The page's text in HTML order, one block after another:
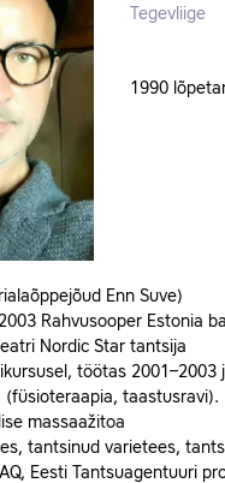
Tegevliige
1990
Enn Suve)
Rahvusooper Estonia
Nordic Star tantsija
töötas 2001–2003
(füsioteraapia, taastusravi).
massaažitoa
tantsinud varietees,
Eesti Tantsuagentuuri